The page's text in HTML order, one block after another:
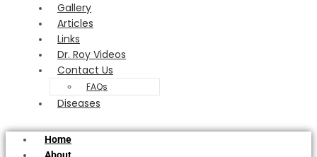
Gallery
Articles
Links
Dr. Roy Videos
Contact Us
FAQs
Diseases
Home